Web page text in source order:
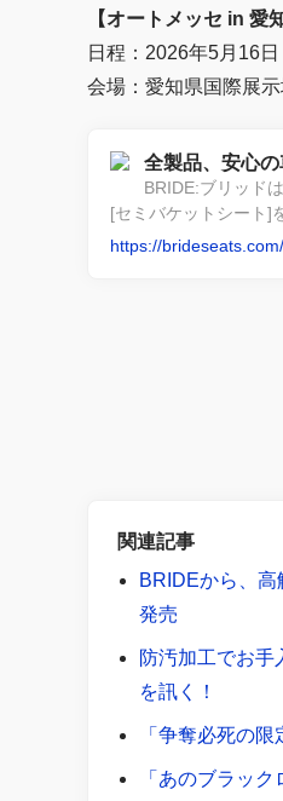
【オートメッセ in 愛
日程：2026年5月16
会場：愛知県国際展示
全製品、安心
BRIDE:ブリッド
[セミバケットシート]
https://brideseats.com/
関連記事
BRIDEから、
発売
防汚加工でお手
を訊く！
「争奪必死の
「あのブラッ